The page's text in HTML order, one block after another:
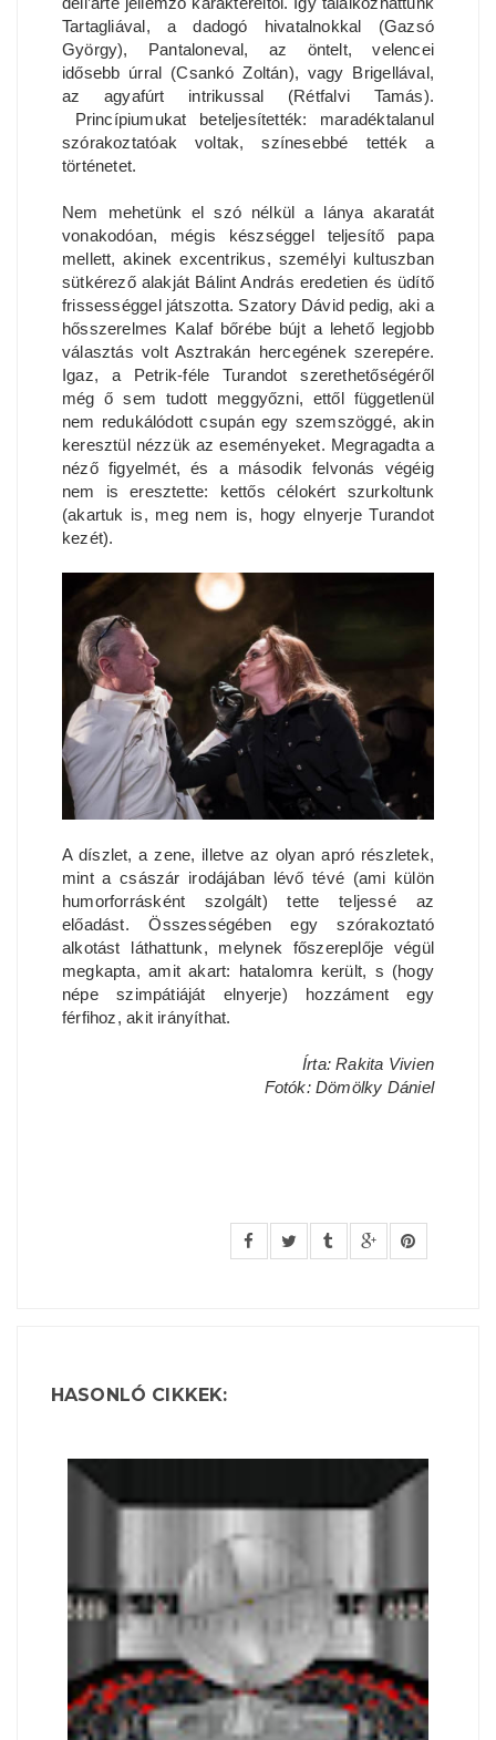
Tartagliával, a dadogó hivatalnokkal (Gazsó
György), Pantaloneval, az öntelt, velencei
idősebb úrral (Csankó Zoltán), vagy Brigellával,
az agyafúrt intrikussal (Rétfalvi Tamás).
Princípiumukat beteljesítették: maradéktalanul
szórakoztatóak voltak, színesebbé tették a
történetet.
Nem mehetünk el szó nélkül a lánya akaratát
vonakodóan, mégis készséggel teljesítő papa
mellett, akinek excentrikus, személyi kultuszban
sütkérező alakját Bálint András eredetien és üdítő
frissességgel játszotta. Szatory Dávid pedig, aki a
hősszerelmes Kalaf bőrébe bújt a lehető legjobb
választás volt Asztrakán hercegének szerepére.
Igaz, a Petrik-féle Turandot szerethetőségéről
még ő sem tudott meggyőzni, ettől függetlenül
nem redukálódott csupán egy szemszöggé, akin
keresztül nézzük az eseményeket. Megragadta a
néző figyelmét, és a második felvonás végéig
nem is eresztette: kettős célokért szurkoltunk
(akartuk is, meg nem is, hogy elnyerje Turandot
kezét).
A díszlet, a zene, illetve az olyan apró részletek,
mint a császár irodájában lévő tévé (ami külön
humorforrásként szolgált) tette teljessé az
előadást. Összességében egy szórakoztató
alkotást láthattunk, melynek főszereplője végül
megkapta, amit akart: hatalomra került, s (hogy
népe szimpátiáját elnyerje) hozzáment egy
férfihoz, akit irányíthat.
Írta: Rakita Vivien
Fotók: Dömölky Dániel
HASONLÓ CIKKEK: